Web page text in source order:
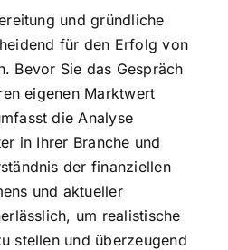
und gründliche
für den Erfolg von
Bevor Sie das Gespräch
eigenen Marktwert
die Analyse
in Ihrer Branche und
der finanziellen
und aktueller
um realistische
stellen und überzeugend